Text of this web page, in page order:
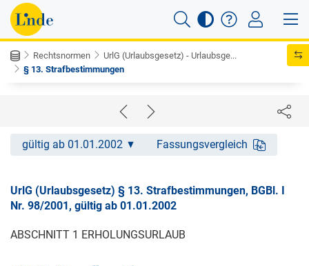
Rechtsnormen
UrlG (Urlaubsgesetz) - Urlaubsge...
§ 13. Strafbestimmungen
gültig ab 01.01.2002 Fassungsvergleich
UrlG (Urlaubsgesetz) § 13. Strafbestimmungen, BGBl. I
Nr. 98/2001, gültig ab 01.01.2002
ABSCHNITT 1 ERHOLUNGSURLAUB